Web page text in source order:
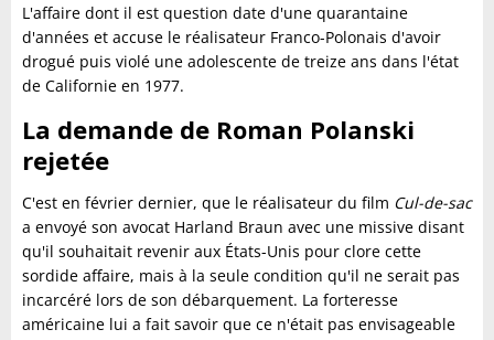
L'affaire dont il est question date d'une quarantaine
d'années et accuse le réalisateur Franco-Polonais d'avoir
drogué puis violé une adolescente de treize ans dans l'état
de Californie en 1977.
La demande de Roman Polanski
rejetée
C'est en février dernier, que le réalisateur du film Cul-de-sac
a envoyé son avocat Harland Braun avec une missive disant
qu'il souhaitait revenir aux États-Unis pour clore cette
sordide affaire, mais à la seule condition qu'il ne serait pas
incarcéré lors de son débarquement. La forteresse
américaine lui a fait savoir que ce n'était pas envisageable